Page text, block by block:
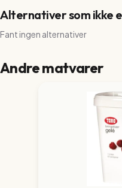
Alternativer som ikke
Fant ingen alternativer
Andre matvarer